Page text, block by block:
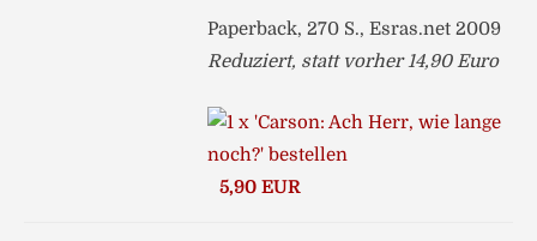
Paperback, 270 S., Esras.net 2009
Reduziert, statt vorher 14,90 Euro
5,90 EUR